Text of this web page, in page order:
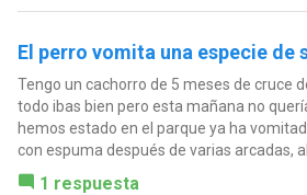
El perro vomita una especie de
Tengo un cachorro de 5 meses de cruce
todo ibas bien pero esta mañana no
hemos estado en el parque ya ha
con espuma después de varias arcadas,
1 respuesta